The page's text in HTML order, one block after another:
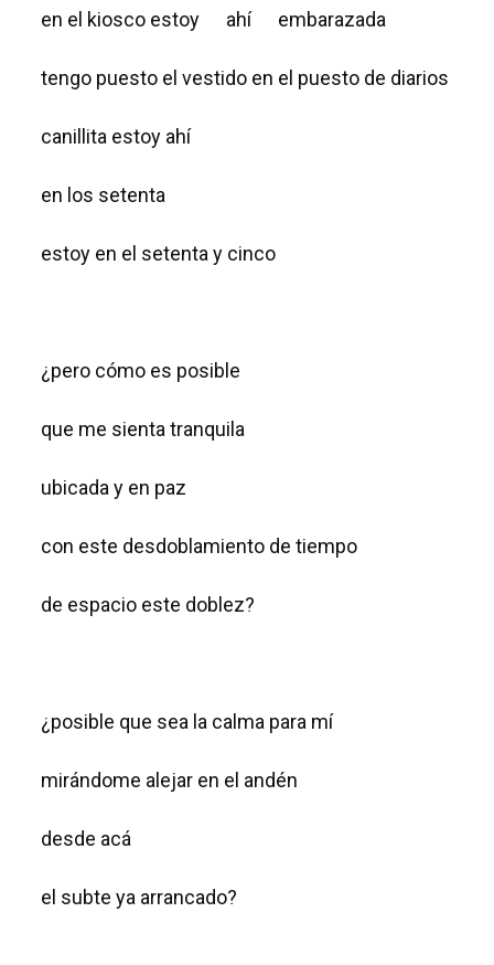
en el kiosco estoy ahí embarazada
tengo puesto el vestido en el puesto de diarios
canillita estoy ahí
en los setenta
estoy en el setenta y cinco
¿pero cómo es posible
que me sienta tranquila
ubicada y en paz
con este desdoblamiento de tiempo
de espacio este doblez?
¿posible que sea la calma para mí
mirándome alejar en el andén
desde acá
el subte ya arrancado?